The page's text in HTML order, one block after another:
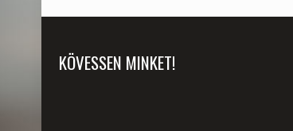
KÖVESSEN MINKET!